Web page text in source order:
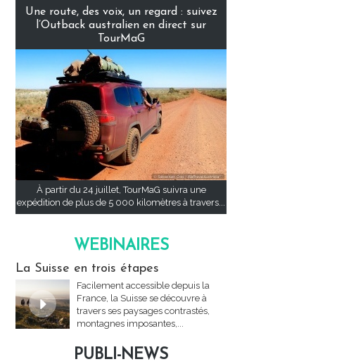
Une route, des voix, un regard : suivez
l’Outback australien en direct sur
TourMaG
À partir du 24 juillet, TourMaG suivra une
expédition de plus de 5 000 kilomètres à travers...
WEBINAIRES
La Suisse en trois étapes
Facilement accessible depuis la
France, la Suisse se découvre à
travers ses paysages contrastés,
montagnes imposantes,...
PUBLI-NEWS